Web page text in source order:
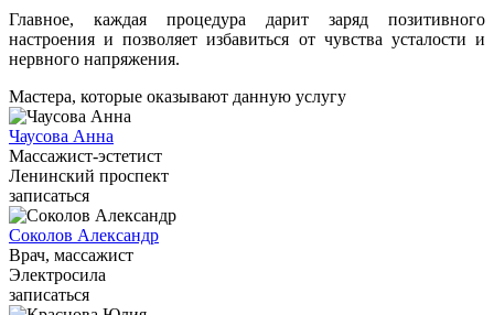
Главное, каждая процедура дарит заряд позитивного
настроения и позволяет избавиться от чувства усталости и
нервного напряжения.
Мастера, которые оказывают данную услугу
Чаусова Анна
Массажист-эстетист
Ленинский проспект
записаться
Соколов Александр
Врач, массажист
Электросила
записаться